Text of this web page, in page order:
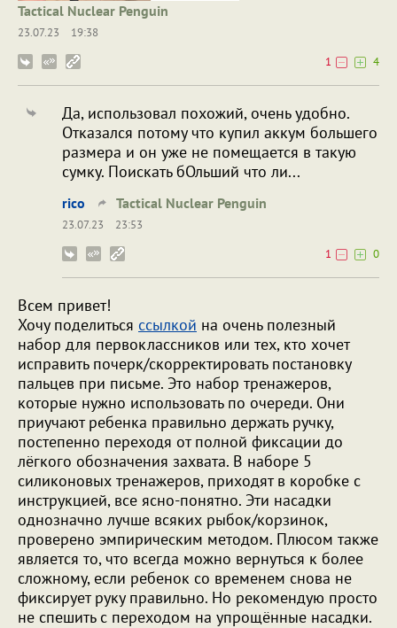
Tactical Nuclear Penguin
23.07.23
19:38
1
4
Да, использовал похожий, очень удобно.
Отказался потому что купил аккум большего
размера и он уже не помещается в такую
сумку. Поискать бОльший что ли...
rico Tactical Nuclear Penguin
23.07.23
23:53
1
0
Всем привет!
Хочу поделиться ссылкой на очень полезный
набор для первоклассников или тех, кто хочет
исправить почерк/скорректировать постановку
пальцев при письме. Это набор тренажеров,
которые нужно использовать по очереди. Они
приучают ребенка правильно держать ручку,
постепенно переходя от полной фиксации до
лёгкого обозначения захвата. В наборе 5
силиконовых тренажеров, приходят в коробке с
инструкцией, все ясно-понятно. Эти насадки
однозначно лучше всяких рыбок/корзинок,
проверено эмпирическим методом. Плюсом также
является то, что всегда можно вернуться к более
сложному, если ребенок со временем снова не
фиксирует руку правильно. Но рекомендую просто
не спешить с переходом на упрощённые насадки.